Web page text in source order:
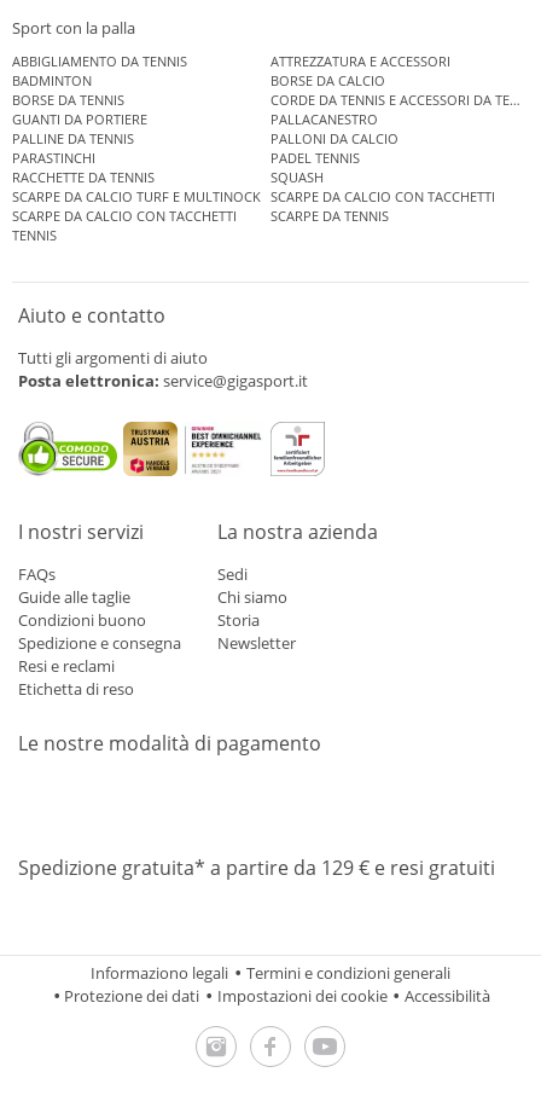
Sport con la palla
ABBIGLIAMENTO DA TENNIS
ATTREZZATURA E ACCESSORI
BADMINTON
BORSE DA CALCIO
BORSE DA TENNIS
CORDE DA TENNIS E ACCESSORI DA TENNIS
GUANTI DA PORTIERE
PALLACANESTRO
PALLINE DA TENNIS
PALLONI DA CALCIO
PARASTINCHI
PADEL TENNIS
RACCHETTE DA TENNIS
SQUASH
SCARPE DA CALCIO TURF E MULTINOCK SCARPE DA CALCIO CON TACCHETTI
SCARPE DA CALCIO CON TACCHETTI
SCARPE DA TENNIS
TENNIS
Aiuto e contatto
Tutti gli argomenti di aiuto
Posta elettronica: service@gigasport.it
I nostri servizi
FAQs
Guide alle taglie
Condizioni buono
Spedizione e consegna
Resi e reclami
Etichetta di reso
La nostra azienda
Sedi
Chi siamo
Storia
Newsletter
Le nostre modalità di pagamento
Spedizione gratuita* a partire da 129 € e resi gratuiti
Informaziono legali
Termini e condizioni generali
Protezione dei dati
Impostazioni dei cookie Accessibilità